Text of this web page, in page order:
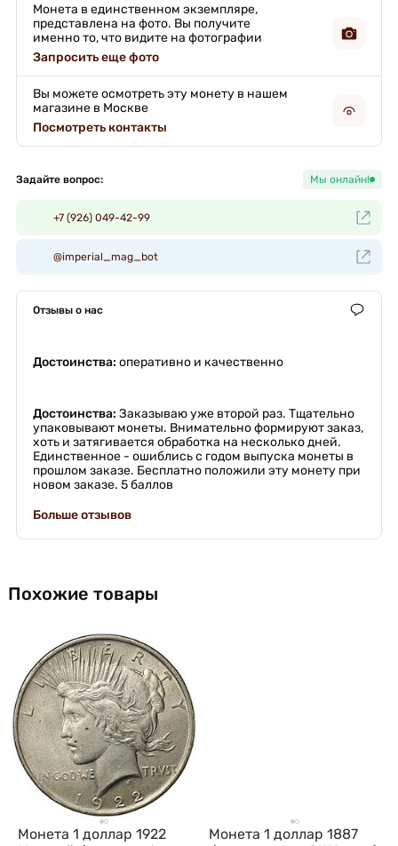
Монета в единственном экземпляре,
представлена на фото. Вы получите
именно то, что видите на фотографии
Запросить еще фото
Вы можете осмотреть эту монету в нашем
магазине в Москве
Посмотреть контакты
Задайте вопрос: Мы онлайн!
+7 (926) 049-42-99
@imperial_mag_bot
Отзывы о нас
Достоинства: оперативно и качественно
Достоинства: Заказываю уже второй раз. Тщательно
упаковывают монеты. Внимательно формируют заказ,
хоть и затягивается обработка на несколько дней.
Единственное - ошиблись с годом выпуска монеты в
прошлом заказе. Бесплатно положили эту монету при
новом заказе. 5 баллов
Больше отзывов
Похожие товары
Монета 1 доллар 1922
Монета 1 доллар 1887